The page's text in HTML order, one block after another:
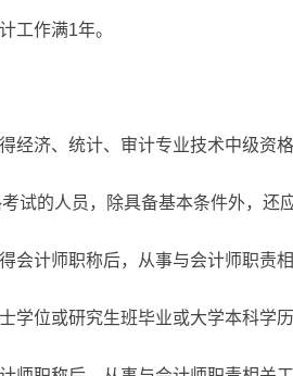
工作满1年。
经济、统计、审计专业技术中级资格
试的人员，除具备基本条件外，还
会计师职称后，从事与会计师职责相
学位或研究生班毕业或大学本科学